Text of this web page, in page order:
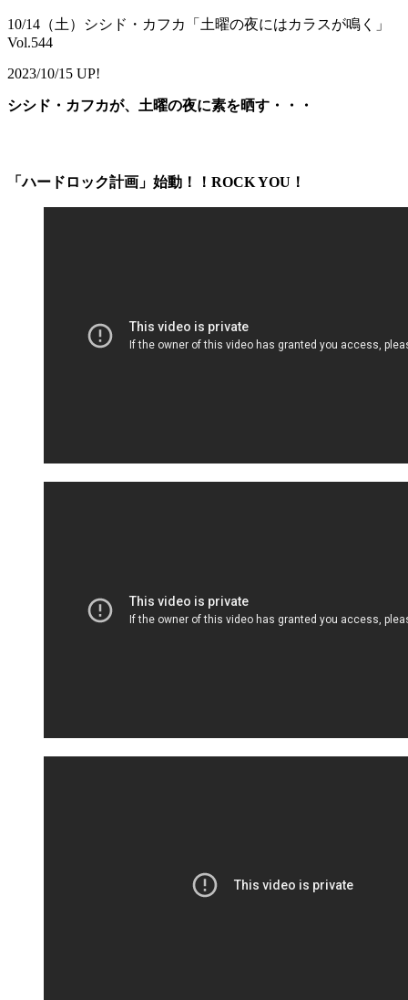
10/14（土）シシド・カフカ「土曜の夜にはカラスが鳴く」
Vol.544
2023/10/15 UP!
シシド・カフカが、土曜の夜に素を晒す・・・
「ハードロック計画」始動！！ROCK YOU！